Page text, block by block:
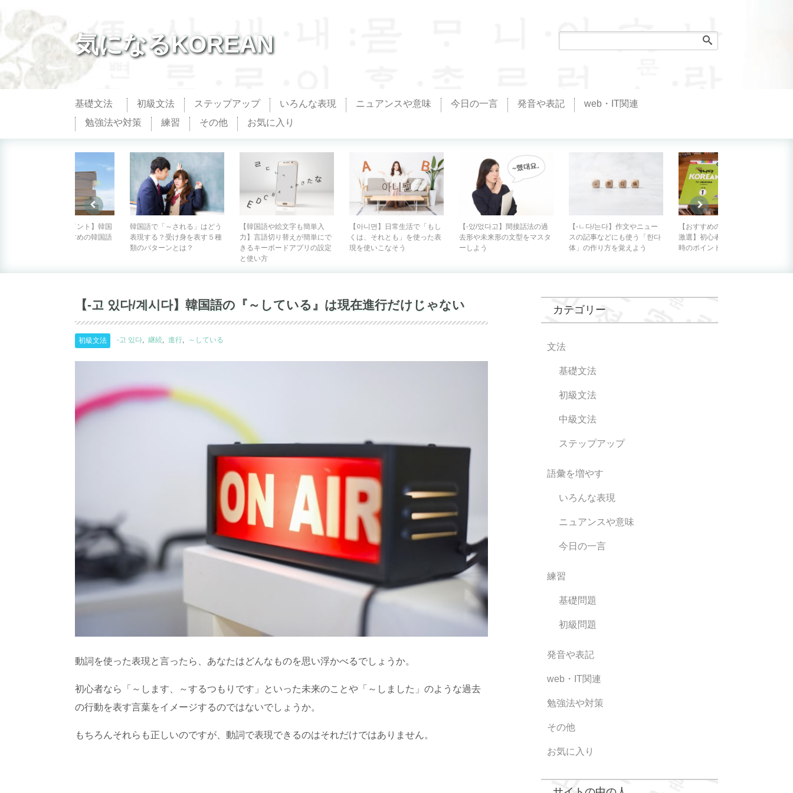
気になるKOREAN
基礎文法 初級文法 ステップアップ いろんな表現 ニュアンスや意味 今日の一言 発音や表記
web・IT関連
勉強法や対策
練習 その他 お気に入り
韓国語で「～される」はどう
表現する？受け身を表す５種
【韓国語や絵文字も簡単入
力】言語切り替えが簡単にで
きるキーボードアプリの設定
【아니면】日常生活で「もし
くは、それとも」を使った表
現を使いこなそう
【-았/었다고】間接話法の過
去形や未来形の文型をマスタ
ーしよう
【-ㄴ다/는다】作文やニュー
スの記事などにも使う「한다
体」の作り方を覚えよう
【おすすめの韓国語の教材を
激選】初心者が教科書を選ぶ
時のポイントは？
【-러 가다/오다】目的を持っ
て出かける時に使う表現『～
しに行く』
【-고 있다/계시다】韓国語の『～している』は現在進行だけじゃない
初級文法 -고 있다 継続 進行 ～している
動詞を使った表現と言ったら、あなたはどんなものを思い浮かべるでしょうか。
初心者なら「～します、～するつもりです」といった未来のことや「～しました」のような過去
の行動を表す言葉をイメージするのではないでしょうか。
もちろんそれらも正しいのですが、動詞で表現できるのはそれだけではありません。
カテゴリー
文法
基礎文法
初級文法
中級文法
ステップアップ
語彙を増やす
いろんな表現
ニュアンスや意味
今日の一言
練習
基礎問題
初級問題
発音や表記
web・IT関連
勉強法や対策
その他
お気に入り